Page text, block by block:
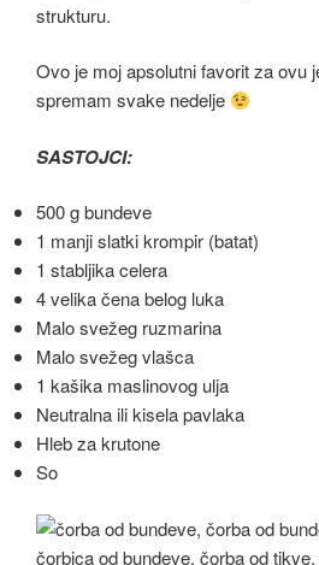
strukturu.
Ovo je moj apsolutni favorit za ovu
spremam svake nedelje
SASTOJCI:
500 g bundeve
1 manji slatki krompir (batat)
1 stabljika celera
4 velika čena belog luka
Malo svežeg ruzmarina
Malo svežeg vlašca
1 kašika maslinovog ulja
Neutralna ili kisela pavlaka
Hleb za krutone
So